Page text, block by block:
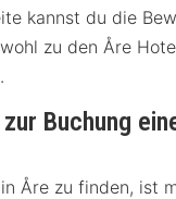
kannst du die
zu den Åre
Buchung
Åre zu finden, ist